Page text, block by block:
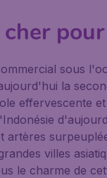
sous
la
effervescente
artères
villes
le charme de